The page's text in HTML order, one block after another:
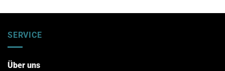
SERVICE
Über uns